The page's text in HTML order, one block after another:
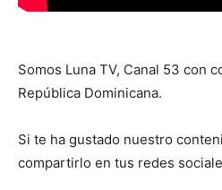
Somos Luna TV, Canal 53 con
República Dominicana.
Si te ha gustado nuestro
compartirlo en tus redes